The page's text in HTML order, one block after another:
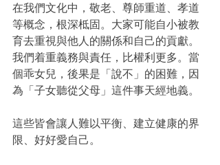
在我們文化中，敬老、尊師重道、孝道
等概念，根深柢固。大家可能自小被教
育去重視與他人的關係和自己的貢獻。
我們着重義務與責任，比權利更多。當
個乖女兒，後果是「說不」的困難，因
為「子女聽從父母」這件事天經地義。
這些皆會讓人難以平衡、建立健康的界
限、好好愛自己。